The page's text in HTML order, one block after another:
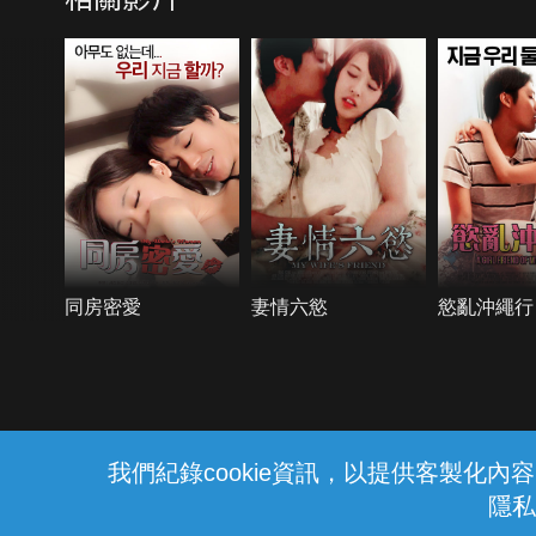
我們紀錄cookie資訊，以提供客製化內
隱
同房密愛 妻情六慾 慾亂沖繩行